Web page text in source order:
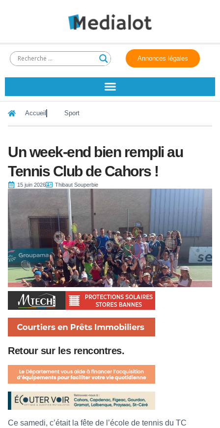
Annonces légales
Accueil Sport
Un week-end bien rempli au
Tennis Club de Cahors !
15 juin 2026 Thibaut Souperbie
Retour sur les rencontres.
Ce samedi, c’était la fête de l’école de tennis du TC